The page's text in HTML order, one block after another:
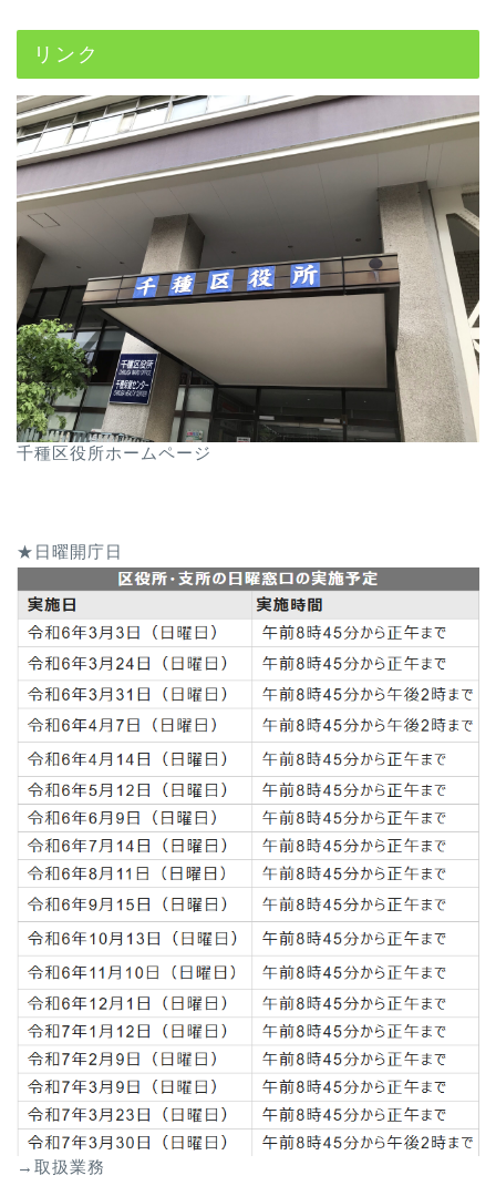
リンク
千種区役所ホームページ
★日曜開庁日
→取扱業務